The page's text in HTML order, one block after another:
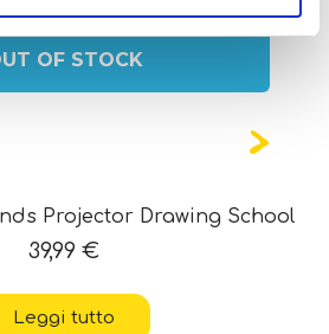
OF STOCK
Projector Drawing School
39,99 €
Leggi tutto